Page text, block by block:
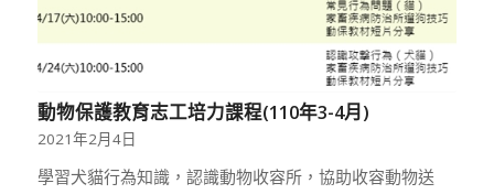
動物保護教育志工培力課程(110年3-4月)
2021年2月4日
學習犬貓行為知識，認識動物收容所，協助收容動物送